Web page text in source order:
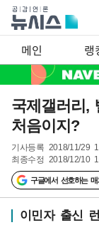
메인 랭
국제갤러리,
처음이지?
기사등록 2018/11/29
최종수정 2018/12/10
구글에서 선호하는
이민자 출신